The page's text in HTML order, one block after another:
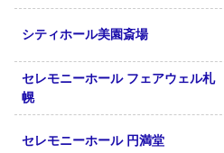
シティホール美園斎場
セレモニーホール フェアウェル札
幌
セレモニーホール 円満堂